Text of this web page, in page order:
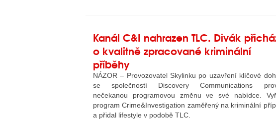
Kanál C&I nahrazen TLC. Divák
o kvalitně zpracované kriminální
příběhy
NÁZOR – Provozovatel Skylinku po uzavření klíčové
se společností Discovery Communications
nečekanou programovou změnu ve své nabídce.
program Crime&Investigation zaměřený na kriminální
a přidal lifestyle v podobě TLC.